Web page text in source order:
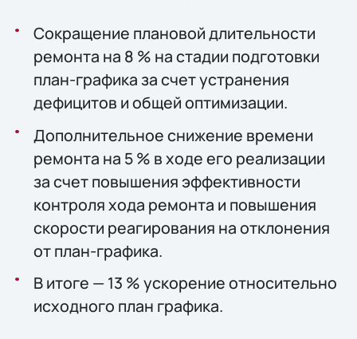
Сокращение плановой длительности
ремонта на 8 % на стадии подготовки
план-графика за счет устранения
дефицитов и общей оптимизации.
Дополнительное снижение времени
ремонта на 5 % в ходе его реализации
за счет повышения эффективности
контроля хода ремонта и повышения
скорости реагирования на отклонения
от план-графика.
В итоге — 13 % ускорение относительно
исходного план графика.